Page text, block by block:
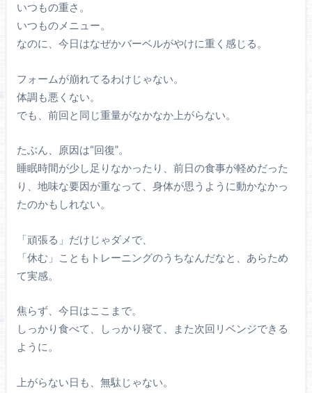
いつもの重さ。
いつものメニュー。
なのに、今日はなぜかバーベルがやけに重く感じる。
フォームが崩れてるわけじゃない。
体調も悪くない。
でも、前回と同じ重量がなかなか上がらない。
たぶん、原因は“回復”。
睡眠時間が少し足りなかったり、前日の食事が軽めだった
り、地味な要因が重なって、身体が思うように動かなかっ
たのかもしれない。
「頑張る」だけじゃダメで、
「休む」こともトレーニングのうちなんだなと、あらため
て実感。
焦らず、今日はここまで。
しっかり食べて、しっかり寝て、また次回リベンジできる
ように。
上がらない日も、無駄じゃない。